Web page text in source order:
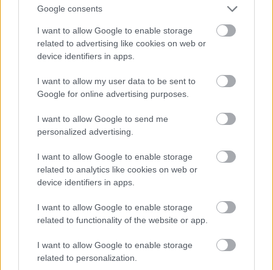
Google consents
I want to allow Google to enable storage
related to advertising like cookies on web or
device identifiers in apps.
I want to allow my user data to be sent to
Google for online advertising purposes.
I want to allow Google to send me
personalized advertising.
I want to allow Google to enable storage
related to analytics like cookies on web or
device identifiers in apps.
I want to allow Google to enable storage
related to functionality of the website or app.
I want to allow Google to enable storage
related to personalization.
Valentim Quaresma következik három modellel.
Fotó: Pedro Gomes / Getty Images Hungary
Jön még kép!